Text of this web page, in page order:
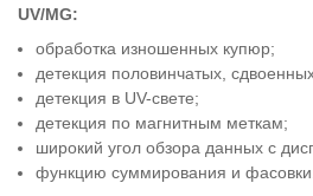
UV/MG:
обработка изношенных купюр;
детекция половинчатых,
детекция в UV-свете;
детекция по магнитным меткам;
широкий угол обзора данных с
функцию суммирования и фасовки.